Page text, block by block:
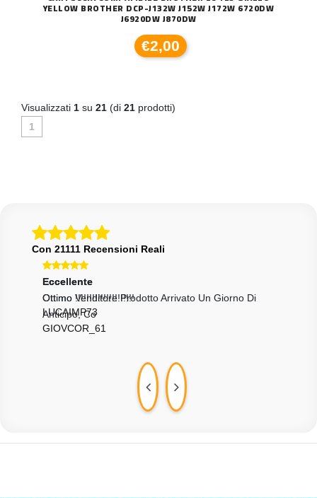
YELLOW BROTHER DCP-J132W J152W J172W 6720DW
J6920DW J870DW
€2,00
Visualizzati 1 su 21 (di 21 prodotti)
1
Con 21111 Recensioni Reali
Eccellente
Ottimo Venditore Prodotto Arrivato Un Giorno Di
Anticipo, Co
GIOVCOR_61